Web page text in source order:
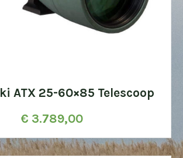
ATX 25-60×85 Telescoop
€ 3.789,00